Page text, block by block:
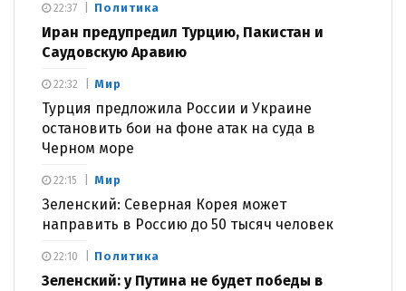
Политика
Иран предупредил Турцию, Пакистан и
Саудовскую Аравию
22:37
Мир
Турция предложила России и Украине
остановить бои на фоне атак на суда в
Черном море
22:32
Мир
Зеленский: Северная Корея может
направить в Россию до 50 тысяч человек
22:15
Политика
Зеленский: у Путина не будет победы в
22:10